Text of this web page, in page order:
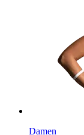
Damen